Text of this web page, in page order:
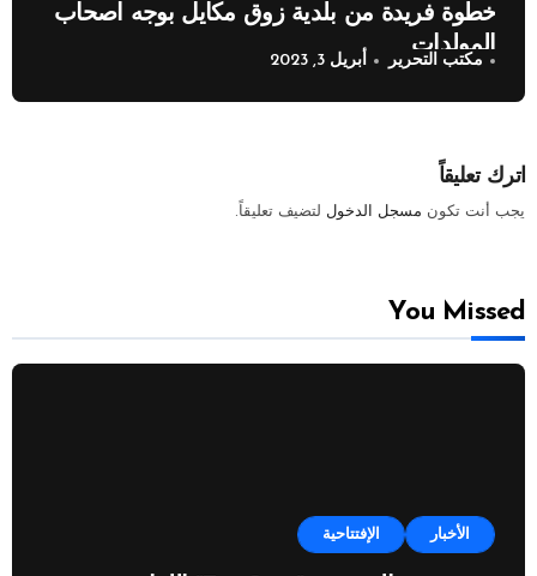
خطوة فريدة من بلدية زوق مكايل بوجه اصحاب
المولدات
مكتب التحرير أبريل 3, 2023
اترك تعليقاً
يجب أنت تكون مسجل الدخول لتضيف تعليقاً.
You Missed
الأخبار الإفتتاحية